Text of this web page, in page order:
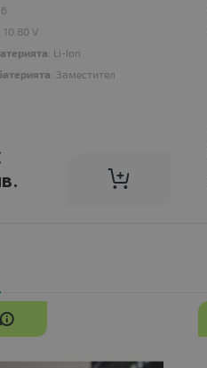
: 10.80 V
: Li-Ion
: Заместител